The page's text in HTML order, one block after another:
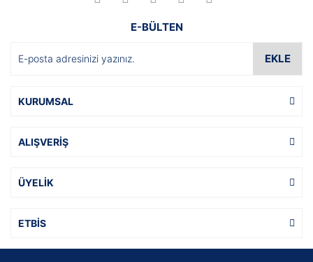
E-BÜLTEN
EKLE
KURUMSAL
ALIŞVERİŞ
ÜYELİK
ETBİS